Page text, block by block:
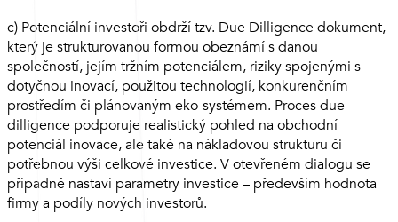
c) Potenciální investoři obdrží tzv. Due Dilligence dokument,
který je strukturovanou formou obeznámí s danou
společností, jejím tržním potenciálem, riziky spojenými s
dotyčnou inovací, použitou technologií, konkurenčním
prostředím či plánovaným eko-systémem. Proces due
dilligence podporuje realistický pohled na obchodní
potenciál inovace, ale také na nákladovou strukturu či
potřebnou výši celkové investice. V otevřeném dialogu se
případně nastaví parametry investice – především hodnota
firmy a podíly nových investorů.